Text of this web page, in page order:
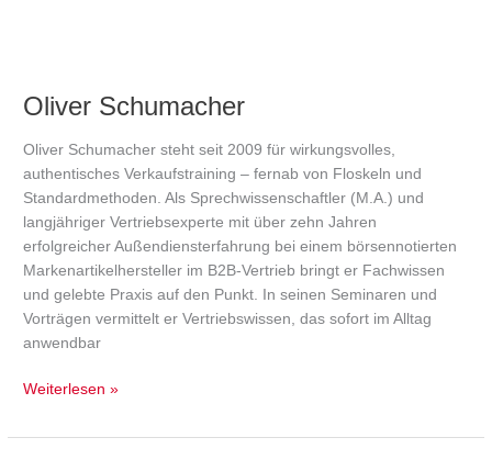
Oliver Schumacher
Oliver Schumacher steht seit 2009 für wirkungsvolles,
authentisches Verkaufstraining – fernab von Floskeln und
Standardmethoden. Als Sprechwissenschaftler (M.A.) und
langjähriger Vertriebsexperte mit über zehn Jahren
erfolgreicher Außendiensterfahrung bei einem börsennotierten
Markenartikelhersteller im B2B-Vertrieb bringt er Fachwissen
und gelebte Praxis auf den Punkt. In seinen Seminaren und
Vorträgen vermittelt er Vertriebswissen, das sofort im Alltag
anwendbar
Weiterlesen »